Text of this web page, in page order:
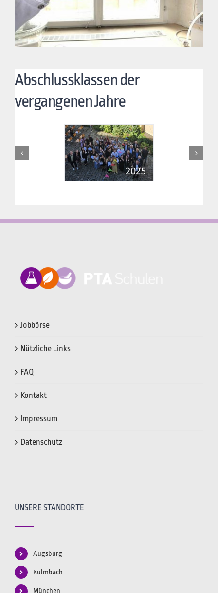
Abschlussklassen der
vergangenen Jahre
Jobbörse
Nützliche Links
FAQ
Kontakt
Impressum
Datenschutz
UNSERE STANDORTE
Augsburg
Kulmbach
München